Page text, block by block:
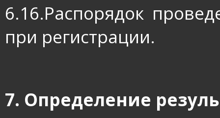
6.16.Распорядок
при регистрации.
7. Определение